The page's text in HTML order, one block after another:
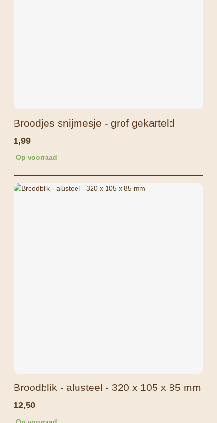
Broodjes snijmesje - grof gekarteld
1,99
Op voorraad
Broodblik - alusteel - 320 x 105 x 85 mm
12,50
Op voorraad